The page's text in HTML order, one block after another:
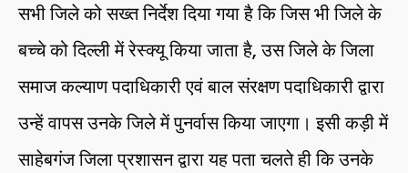
सभी जिले को सख्त निर्देश दिया गया है कि जिस भी जिले के
बच्चे को दिल्ली में रेस्क्यू किया जाता है, उस जिले के जिला
समाज कल्याण पदाधिकारी एवं बाल संरक्षण पदाधिकारी द्वारा
उन्हें वापस उनके जिले में पुनर्वास किया जाएगा। इसी कड़ी में
साहेबगंज जिला प्रशासन द्वारा यह पता चलते ही कि उनके